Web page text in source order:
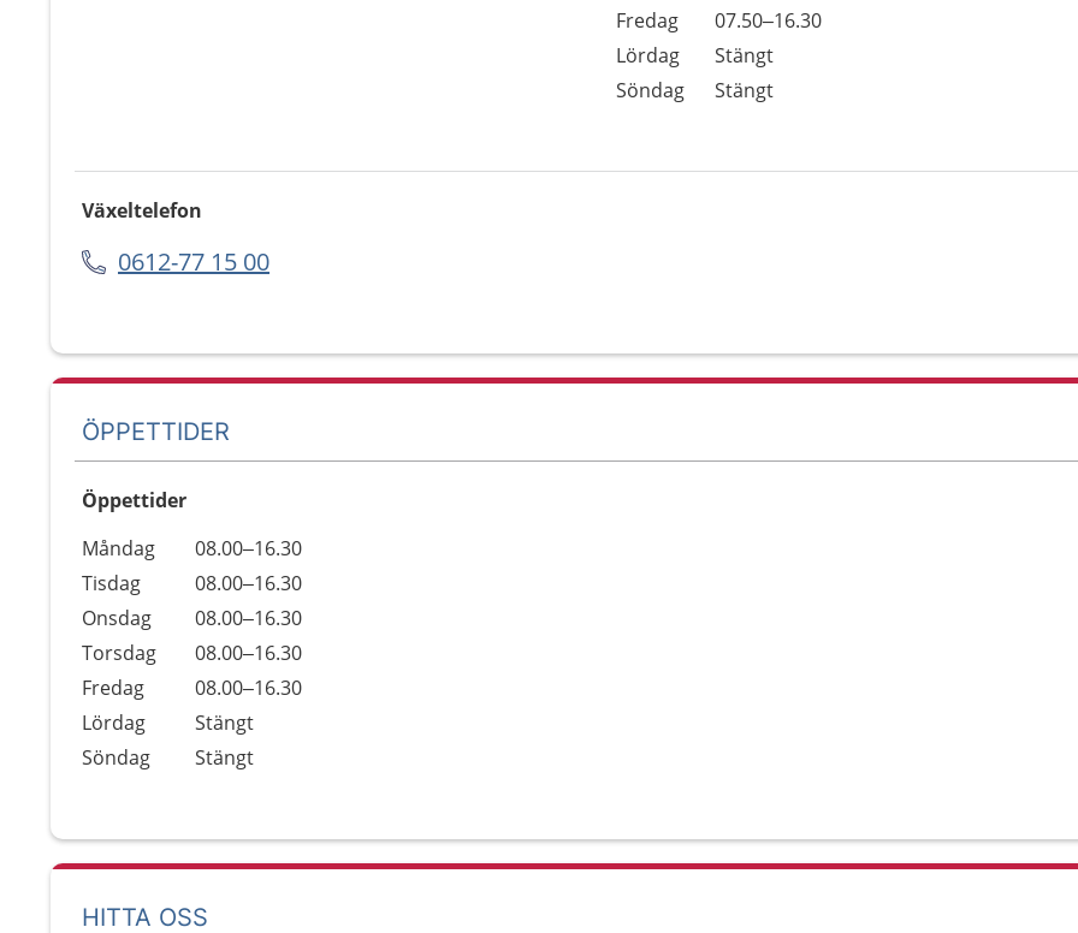
Fredag
07.50–16.30
Lördag
Stängt
Söndag
Stängt
Växeltelefon
0612-77 15 00
ÖPPETTIDER
Öppettider
Dag
Öppettider
Kommentarer
Måndag
08.00–16.30
Tisdag
08.00–16.30
Onsdag
08.00–16.30
Torsdag
08.00–16.30
Fredag
08.00–16.30
Lördag
Stängt
Söndag
Stängt
HITTA OSS